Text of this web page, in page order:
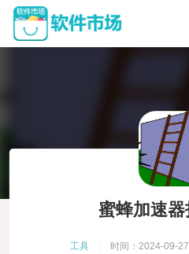
蜜蜂加速器
工具 时间：2024-09-27